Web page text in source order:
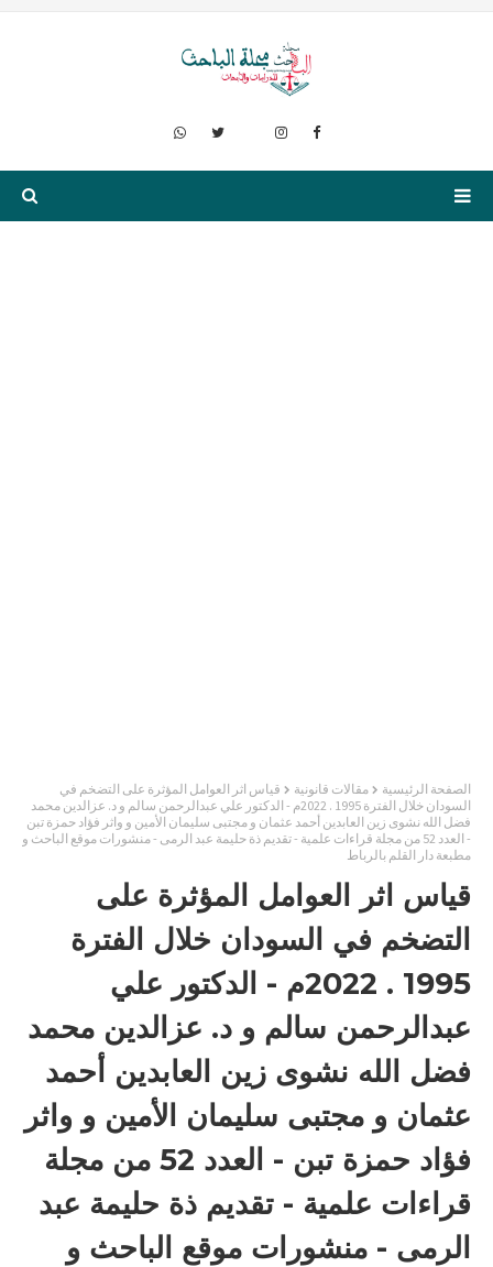
الصفحة الرئيسية مقالات قانونية
قياس اثر العوامل المؤثرة على التضخم في
السودان خلال الفترة 1995 . 2022م - الدكتور علي عبدالرحمن سالم و د. عزالدين محمد
فضل الله نشوى زين العابدين أحمد عثمان و مجتبى سليمان الأمين و واثر فؤاد حمزة تبن
- العدد 52 من مجلة قراءات علمية - تقديم ذة حليمة عبد الرمى - منشورات موقع الباحث و
مطبعة دار القلم بالرباط
قياس اثر العوامل المؤثرة على
التضخم في السودان خلال الفترة
1995 . 2022م - الدكتور علي
عبدالرحمن سالم و د. عزالدين محمد
فضل الله نشوى زين العابدين أحمد
عثمان و مجتبى سليمان الأمين و واثر
فؤاد حمزة تبن - العدد 52 من مجلة
قراءات علمية - تقديم ذة حليمة عبد
الرمى - منشورات موقع الباحث و